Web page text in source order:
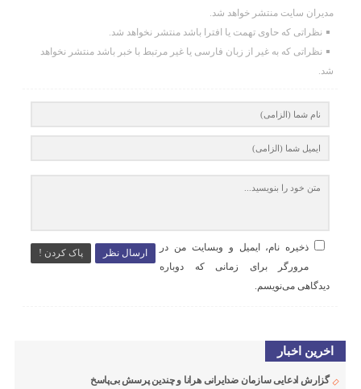
مدیران سایت منتشر خواهد شد.
نظراتی که حاوی تهمت یا افترا باشد منتشر نخواهد شد.
نظراتی که به غیر از زبان فارسی یا غیر مرتبط با خبر باشد منتشر نخواهد
شد.
ارسال نظر پاک کردن !
ذخیره نام، ایمیل و وبسایت من در
مرورگر برای زمانی که دوباره
دیدگاهی می‌نویسم.
اخرین اخبار
گزارش ادعایی سازمان ضدایرانی هرانا و چندین پرسش بی‌پاسخ